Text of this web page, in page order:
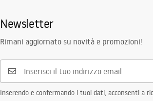
Newsletter
Rimani aggiornato su novità e promozioni!
Inserendo e confermando i tuoi dati, acconsenti a